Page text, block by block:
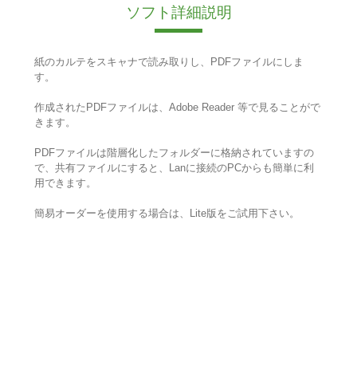
ソフト詳細説明
紙のカルテをスキャナで読み取りし、PDFファイルにしま
す。
作成されたPDFファイルは、Adobe Reader 等で見ることがで
きます。
PDFファイルは階層化したフォルダーに格納されていますの
で、共有ファイルにすると、Lanに接続のPCからも簡単に利
用できます。
簡易オーダーを使用する場合は、Lite版をご試用下さい。